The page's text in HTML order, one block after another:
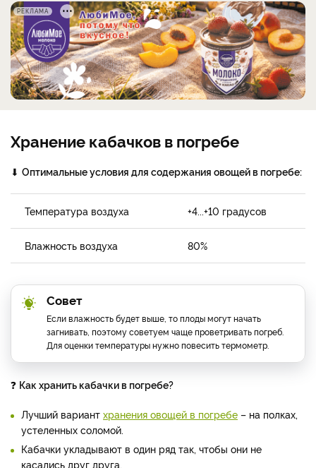
РЕКЛАМА
Хранение кабачков в погребе
⬇ Оптимальные условия для содержания овощей в погребе:
Температура воздуха +4...+10 градусов
Влажность воздуха 80%
Совет
Если влажность будет выше, то плоды могут начать
загнивать, поэтому советуем чаще проветривать погреб.
Для оценки температуры нужно повесить термометр.
❓ Как хранить кабачки в погребе?
Лучший вариант хранения овощей в погребе – на полках,
устеленных соломой.
Кабачки укладывают в один ряд так, чтобы они не
касались друг друга.